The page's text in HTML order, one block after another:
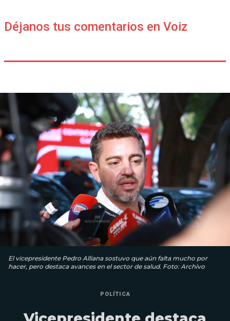
Déjanos tus comentarios en Voiz
El vicepresidente Pedro Alliana sostuvo que aún falta mucho por
hacer, pero destaca avances en el sector de salud. Foto: Archivo
POLÍTICA